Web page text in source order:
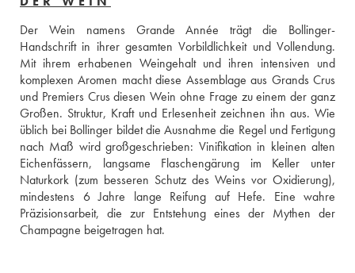
Der Wein namens Grande Année trägt die Bollinger-
Handschrift in ihrer gesamten Vorbildlichkeit und Vollendung.
Mit ihrem erhabenen Weingehalt und ihren intensiven und
komplexen Aromen macht diese Assemblage aus Grands Crus
und Premiers Crus diesen Wein ohne Frage zu einem der ganz
Großen. Struktur, Kraft und Erlesenheit zeichnen ihn aus. Wie
üblich bei Bollinger bildet die Ausnahme die Regel und Fertigung
nach Maß wird großgeschrieben: Vinifikation in kleinen alten
Eichenfässern, langsame Flaschengärung im Keller unter
Naturkork (zum besseren Schutz des Weins vor Oxidierung),
mindestens 6 Jahre lange Reifung auf Hefe. Eine wahre
Präzisionsarbeit, die zur Entstehung eines der Mythen der
Champagne beigetragen hat.